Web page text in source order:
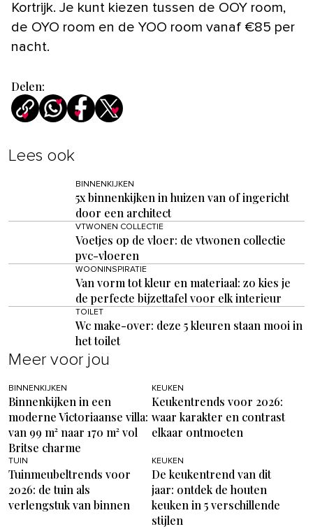
Kortrijk. Je kunt kiezen tussen de OOY room,
de OYO room en de YOO room vanaf €85 per
nacht.
Delen:
Lees ook
BINNENKIJKEN
5x binnenkijken in huizen van of ingericht
door een architect
VTWONEN COLLECTIE
Voetjes op de vloer: de vtwonen collectie
pvc-vloeren
WOONINSPIRATIE
Van vorm tot kleur en materiaal: zo kies je
de perfecte bijzettafel voor elk interieur
TOILET
Wc make-over: deze 5 kleuren staan mooi in
het toilet
Meer voor jou
BINNENKIJKEN
Binnenkijken in een
moderne Victoriaanse villa:
van 99 m² naar 170 m² vol
Britse charme
KEUKEN
Keukentrends voor 2026:
waar karakter en contrast
elkaar ontmoeten
TUIN
Tuinmeubeltrends voor
2026: de tuin als
verlengstuk van binnen
KEUKEN
De keukentrend van dit
jaar: ontdek de houten
keuken in 5 verschillende
stijlen